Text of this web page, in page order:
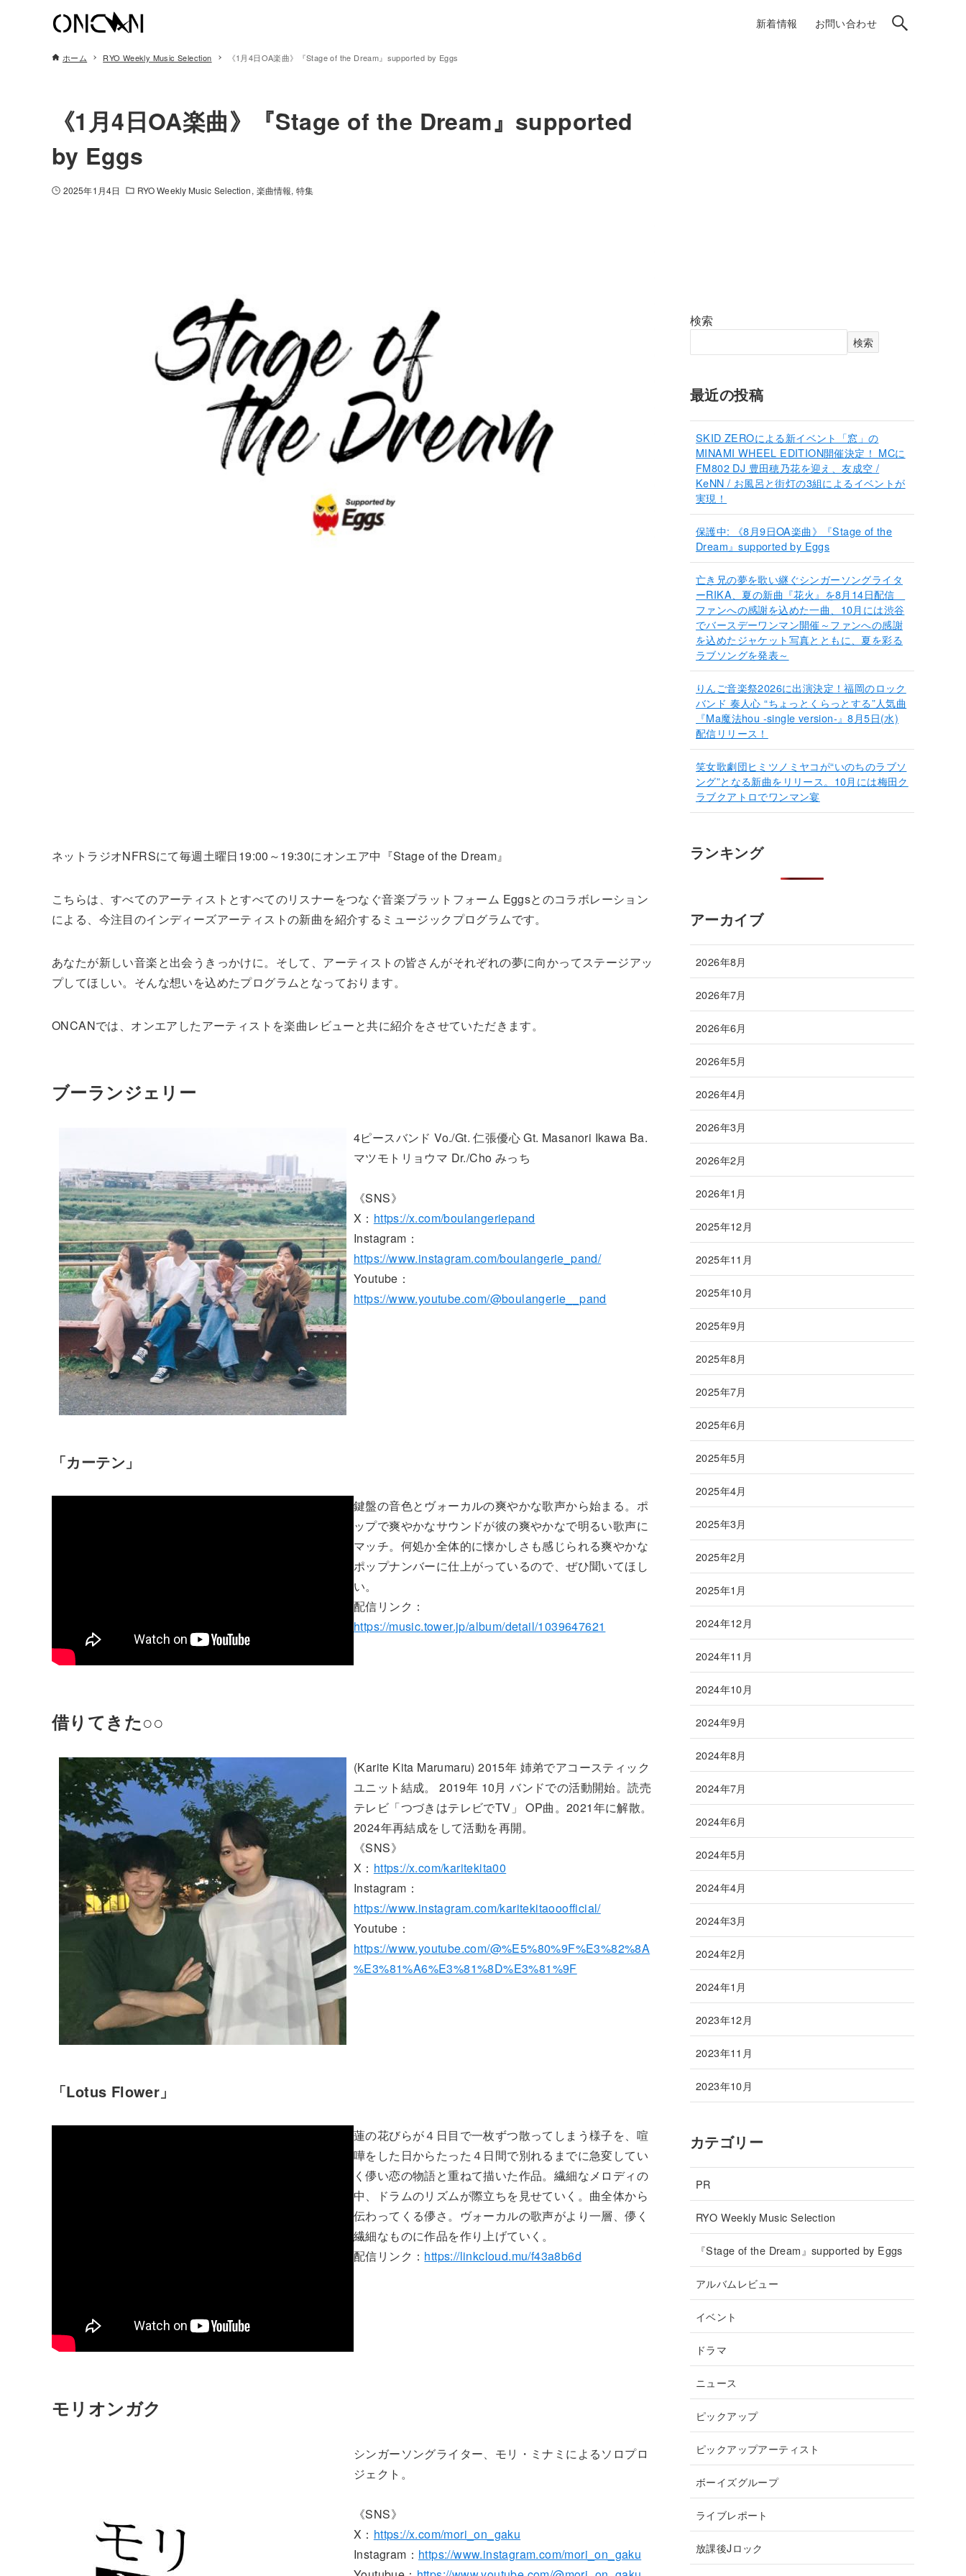
新着情報 お問い合わせ
ホーム RYO Weekly Music Selection 《1月4日OA楽曲》『Stage of the Dream』supported by Eggs
《1月4日OA楽曲》『Stage of the Dream』supported
by Eggs
2025年1月4日 RYO Weekly Music Selection 楽曲情報 特集
ネットラジオNFRSにて毎週土曜日19:00～19:30にオンエア中『Stage of the Dream』
こちらは、すべてのアーティストとすべてのリスナーをつなぐ音楽プラットフォーム Eggsとのコラボレーション
による、今注目のインディーズアーティストの新曲を紹介するミュージックプログラムです。
あなたが新しい音楽と出会うきっかけに。そして、アーティストの皆さんがそれぞれの夢に向かってステージアッ
プしてほしい。そんな想いを込めたプログラムとなっております。
ONCANでは、オンエアしたアーティストを楽曲レビューと共に紹介をさせていただきます。
ブーランジェリー
4ピースバンド Vo./Gt. 仁張優心 Gt. Masanori Ikawa Ba.
マツモトリョウマ Dr./Cho みっち
《SNS》
X： https://x.com/boulangeriepand
Instagram：
https://www.instagram.com/boulangerie_pand/
Youtube：
https://www.youtube.com/@boulangerie__pand
「カーテン」
鍵盤の音色とヴォーカルの爽やかな歌声から始まる。ポ
ップで爽やかなサウンドが彼の爽やかなで明るい歌声に
マッチ。何処か全体的に懐かしさも感じられる爽やかな
ポップナンバーに仕上がっているので、ぜひ聞いてほし
い。
配信リンク：
https://music.tower.jp/album/detail/1039647621
借りてきた○○
(Karite Kita Marumaru) 2015年 姉弟でアコースティック
ユニット結成。 2019年 10月 バンドでの活動開始。読売
テレビ「つづきはテレビでTV」 OP曲。2021年に解散。
2024年再結成をして活動を再開。
《SNS》
X： https://x.com/karitekita00
Instagram：
https://www.instagram.com/karitekitaooofficial/
Youtube：
https://www.youtube.com/@%E5%80%9F%E3%82%8A
%E3%81%A6%E3%81%8D%E3%81%9F
「Lotus Flower」
蓮の花びらが４日目で一枚ずつ散ってしまう様子を、喧
嘩をした日からたった４日間で別れるまでに急変してい
く儚い恋の物語と重ねて描いた作品。繊細なメロディの
中、ドラムのリズムが際立ちを見せていく。曲全体から
伝わってくる儚さ。ヴォーカルの歌声がより一層、儚く
繊細なものに作品を作り上げていく。
配信リンク： https://linkcloud.mu/f43a8b6d
モリオンガク
シンガーソングライター、モリ・ミナミによるソロプロ
ジェクト。
《SNS》
X： https://x.com/mori_on_gaku
Instagram： https://www.instagram.com/mori_on_gaku
検索
検索
最近の投稿
SKID ZEROによる新イベント「窓」の
MINAMI WHEEL EDITION開催決定！ MCに
FM802 DJ 豊田穂乃花を迎え、友成空 /
KeNN / お風呂と街灯の3組によるイベントが
実現！
保護中: 《8月9日OA楽曲》『Stage of the
Dream』supported by Eggs
亡き兄の夢を歌い継ぐシンガーソングライタ
ーRIKA、夏の新曲『花火』を8月14日配信
ファンへの感謝を込めた一曲、10月には渋谷
でバースデーワンマン開催～ファンへの感謝
を込めたジャケット写真とともに、夏を彩る
ラブソングを発表～
りんご音楽祭2026に出演決定！福岡のロック
バンド 奏人心 “ちょっとくらっとする”人気曲
『Ma魔法hou -single version-』8月5日(水)
配信リリース！
笑女歌劇団ヒミツノミヤコが“いのちのラブソ
ング”となる新曲をリリース。10月には梅田ク
ラブクアトロでワンマン宴
ランキング
アーカイブ
2026年8月
2026年7月
2026年6月
2026年5月
2026年4月
2026年3月
2026年2月
2026年1月
2025年12月
2025年11月
2025年10月
2025年9月
2025年8月
2025年7月
2025年6月
2025年5月
2025年4月
2025年3月
2025年2月
2025年1月
2024年12月
2024年11月
2024年10月
2024年9月
2024年8月
2024年7月
2024年6月
2024年5月
2024年4月
2024年3月
2024年2月
2024年1月
2023年12月
2023年11月
2023年10月
カテゴリー
PR
RYO Weekly Music Selection
『Stage of the Dream』supported by Eggs
アルバムレビュー
イベント
ドラマ
ニュース
ピックアップ
ピックアップアーティスト
ボーイズグループ
ライブレポート
放課後Jロック